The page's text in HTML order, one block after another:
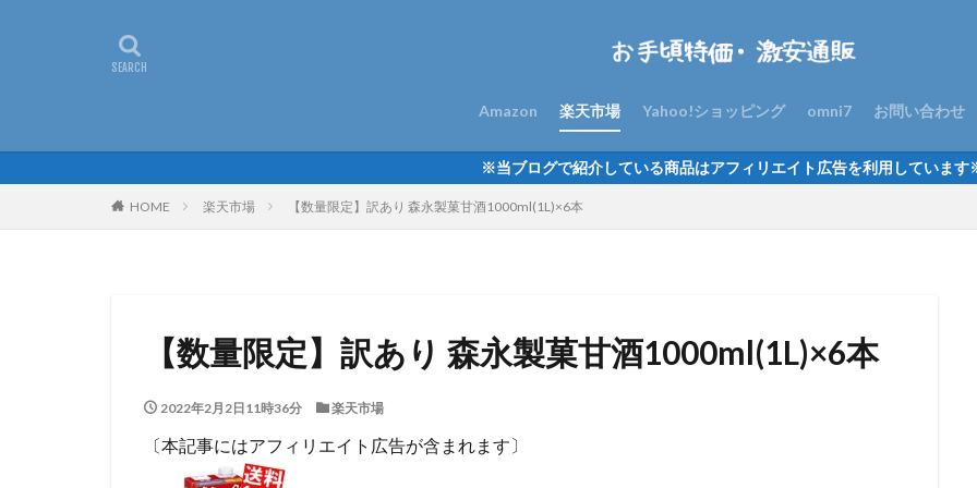
Amazon 楽天市場 Yahoo!ショッピング omni7 お問い合わせ
※当ブログで紹介している商品はアフィリエイト広告を利用していま
HOME 楽天市場 【数量限定】訳あり 森永製菓甘酒1000ml(1L)×6本
【数量限定】訳あり 森永製菓甘酒1000ml(1L)×6本
2022年2月2日11時36分 楽天市場
〔本記事にはアフィリエイト広告が含まれます〕